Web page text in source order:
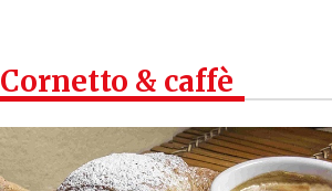
Cornetto & caffè